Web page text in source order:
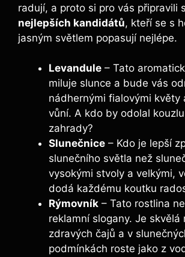
radují, a proto si pro vás připravili
nejlepších kandidátů, kteří se s
jasným světlem popasují nejlépe.
Levandule – Tato
miluje slunce a bude vás
nádhernými fialovými květy
vůní. A kdo by odolal
zahrady?
Slunečnice – Kdo je lepší
slunečního světla než
vysokými stvoly a velkými,
dodá každému koutku
Rýmovník – Tato rostlina
reklamní slogany. Je skvělá
zdravých čajů a v
podmínkách roste jako z